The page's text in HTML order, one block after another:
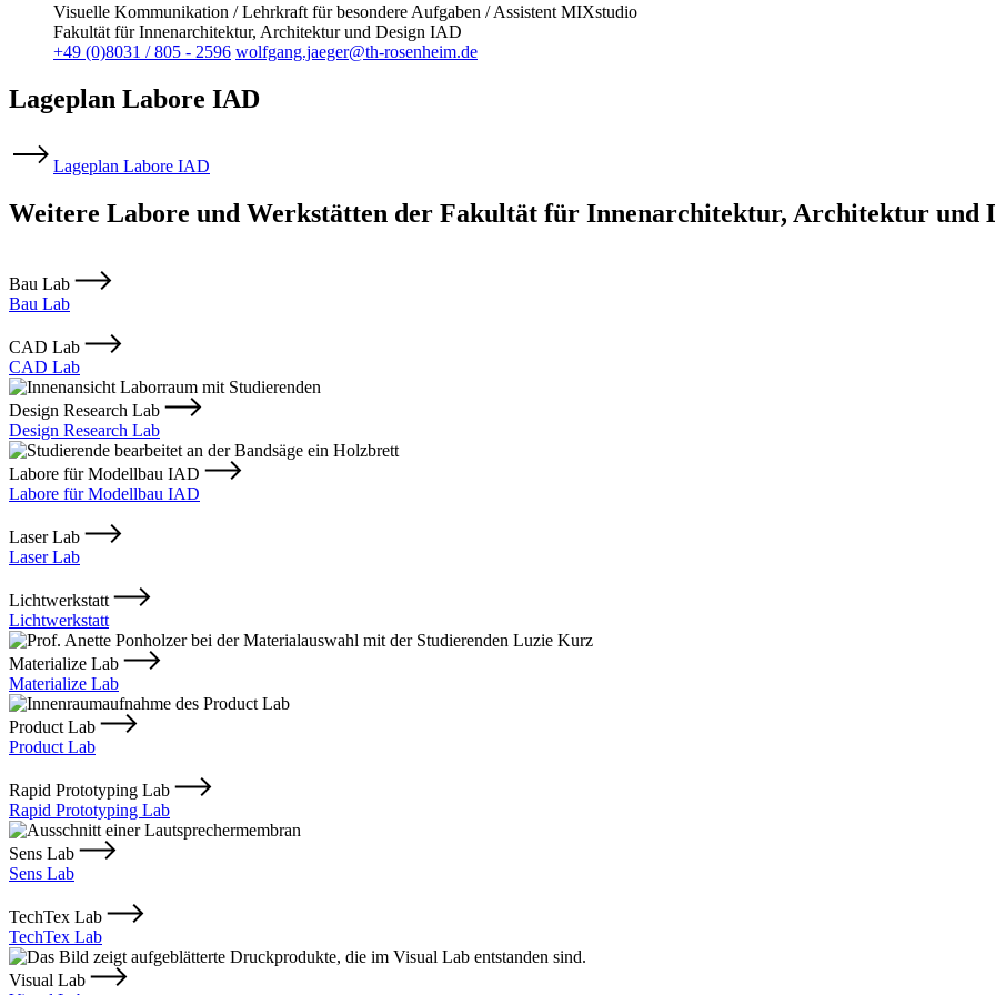
Visuelle Kommunikation / Lehrkraft für besondere Aufgaben / Assistent MIXstudio
Fakultät für Innenarchitektur, Architektur und Design IAD
+49 (0)8031 / 805 - 2596 wolfgang.jaeger@th-rosenheim.de
Lageplan Labore IAD
Lageplan Labore IAD
Weitere Labore und Werkstätten der Fakultät für Innenarchitektur, Architektur und
Bau Lab
Bau Lab
CAD Lab
CAD Lab
Design Research Lab
Design Research Lab
Labore für Modellbau IAD
Labore für Modellbau IAD
Laser Lab
Laser Lab
Lichtwerkstatt
Lichtwerkstatt
Materialize Lab
Materialize Lab
Product Lab
Product Lab
Rapid Prototyping Lab
Rapid Prototyping Lab
Sens Lab
Sens Lab
TechTex Lab
TechTex Lab
Visual Lab